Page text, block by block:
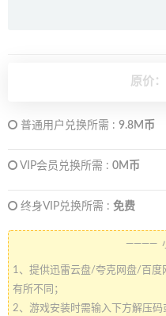
原价：
普通用户兑换所需 : 9.8M币
VIP会员兑换所需 : 0M币
终身VIP兑换所需 : 免费
————
1、提供迅雷云盘/夸克网盘/百度
有所不同；
2、游戏安装时需输入下方解压